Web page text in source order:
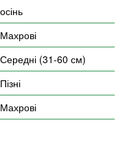
осінь
Махрові
Середні (31-60 см)
Пізні
Махрові